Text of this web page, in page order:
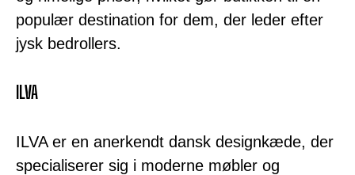
populær destination for dem, der leder efter
jysk bedrollers.
ILVA
ILVA er en anerkendt dansk designkæde, der
specialiserer sig i moderne møbler og